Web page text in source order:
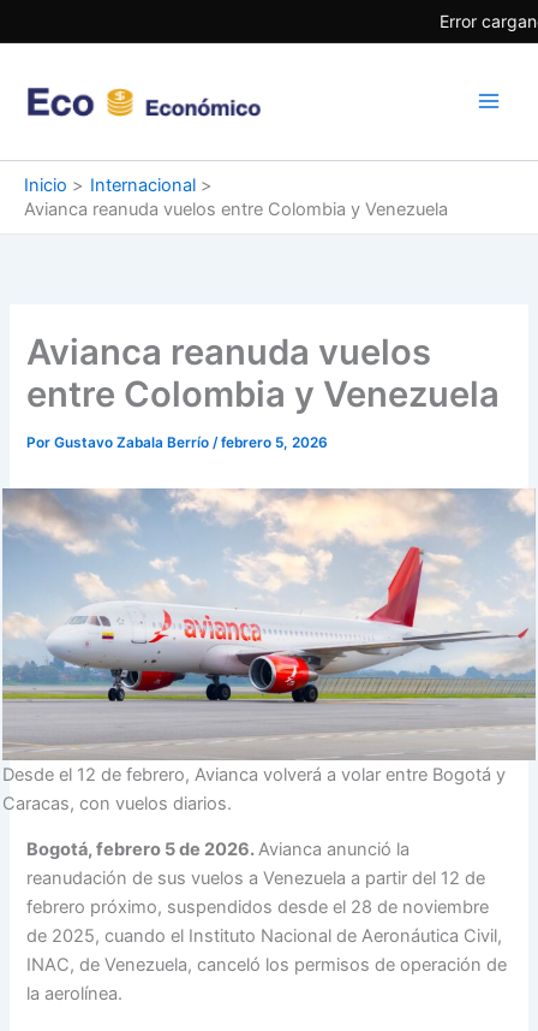
Error
al
Inicio
Internacional
Avianca reanuda vuelos entre Colombia y Venezuela
Avianca reanuda vuelos
entre Colombia y Venezuela
PorGustavo Zabala Berrío /febrero 5, 2026
Desde el 12 de febrero, Avianca volverá a volar entre Bogotá y
Caracas, con vuelos diarios.
Bogotá, febrero 5 de 2026.Avianca anunció la
reanudación de sus vuelos a Venezuela a partir del 12 de
febrero próximo, suspendidos desde el 28 de noviembre
de 2025, cuando el Instituto Nacional de Aeronáutica Civil,
INAC, de Venezuela, canceló los permisos de operación de
la aerolínea.